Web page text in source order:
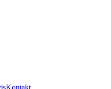
Kontakt